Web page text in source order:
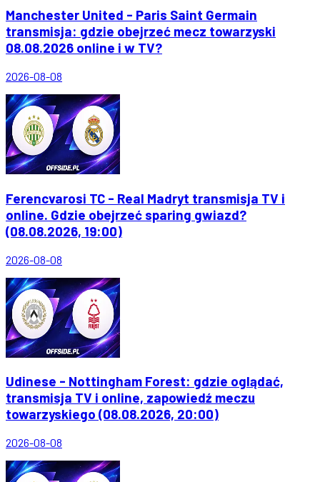
Manchester United - Paris Saint Germain
transmisja: gdzie obejrzeć mecz towarzyski
08.08.2026 online i w TV?
2026-08-08
Ferencvarosi TC - Real Madryt transmisja TV i
online. Gdzie obejrzeć sparing gwiazd?
(08.08.2026, 19:00)
2026-08-08
Udinese - Nottingham Forest: gdzie oglądać,
transmisja TV i online, zapowiedź meczu
towarzyskiego (08.08.2026, 20:00)
2026-08-08